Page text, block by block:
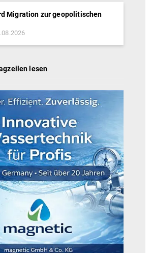
Migration zur geopolitischen
lesen